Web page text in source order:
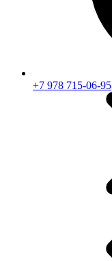
+7 978 715-06-95